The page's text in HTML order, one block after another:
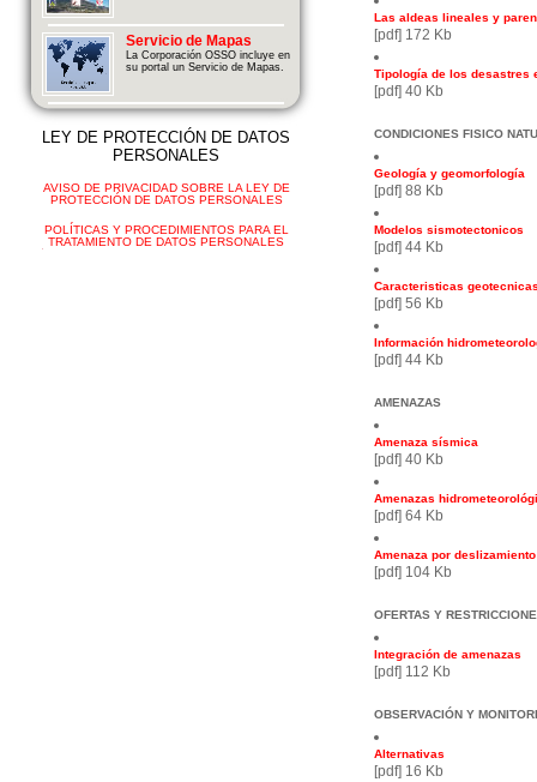
Servicio de Mapas
La Corporación OSSO incluye en
su portal un Servicio de Mapas.
LEY DE PROTECCIÓN DE DATOS
PERSONALES
AVISO DE PRIVACIDAD SOBRE LA LEY DE
PROTECCIÓN DE DATOS PERSONALES
POLÍTICAS Y PROCEDIMIENTOS PARA EL
TRATAMIENTO DE DATOS PERSONALES
Las aldeas lineales y
[pdf] 172 Kb
Tipología de los desastres
[pdf] 40 Kb
CONDICIONES FISICO
Geología y geomorfología
[pdf] 88 Kb
Modelos sismotectonicos
[pdf] 44 Kb
Caracteristicas
[pdf] 56 Kb
Información
[pdf] 44 Kb
AMENAZAS
Amenaza sísmica
[pdf] 40 Kb
Amenazas
[pdf] 64 Kb
Amenaza por deslizamiento
[pdf] 104 Kb
OFERTAS Y
Integración de amenazas
[pdf] 112 Kb
OBSERVACIÓN Y
Alternativas
[pdf] 16 Kb